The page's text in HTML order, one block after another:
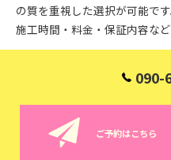
の質を重視した選択が可能で
施工時間・料金・保証内容など
ガラス系と他素材コーテ
ガラスのような被膜を形成し
リコン系と比べてボディの保
090-
ご予約はこちら